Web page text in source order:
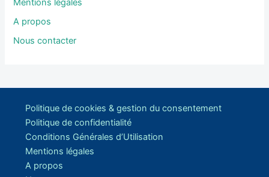
Mentions légales
A propos
Nous contacter
Politique de cookies & gestion du consentement
Politique de confidentialité
Conditions Générales d’Utilisation
Mentions légales
A propos